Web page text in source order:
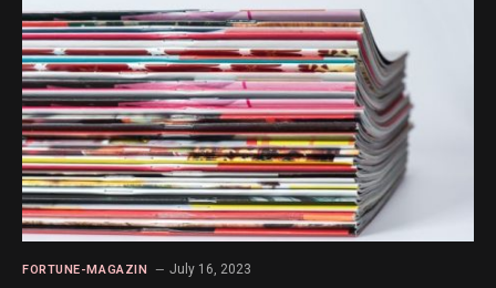
FORTUNE-MAGAZIN July 16, 2023